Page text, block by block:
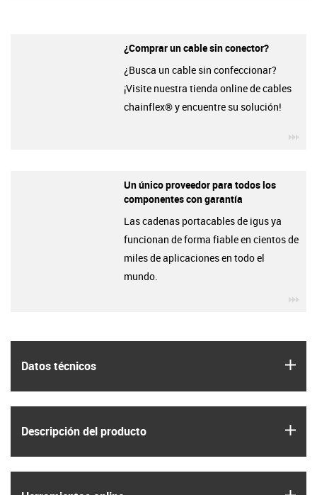
Datos técnicos
Descripción del producto
¿Comprar un cable sin conector?
¿Busca un cable sin confeccionar?
¡Visite nuestra tienda online de cables
chainflex® y encuentre su solución!
Un único proveedor para todos los
componentes con garantía
Las cadenas portacables de igus ya
funcionan de forma fiable en cientos de
miles de aplicaciones en todo el
mundo.